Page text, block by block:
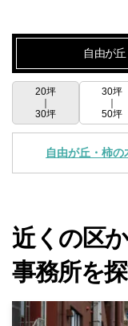
自由が
20坪
30坪
30坪
50坪
自由が丘・柿の
近くの区
事務所を